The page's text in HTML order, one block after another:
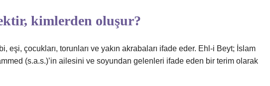
kimlerden oluşur?
eşi, çocukları, torunları ve yakın akrabaları ifade eder. Ehl-i Beyt; İslam
(s.a.s.)’in ailesini ve soyundan gelenleri ifade eden bir terim olarak